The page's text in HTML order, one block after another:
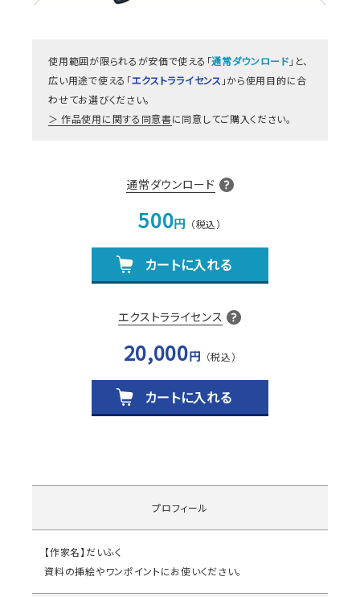
使用範囲が限られるが安価で使える「通常ダウンロード 」と、
広い用途で使える「エクストラライセンス 」から使用目的に合
わせてお選びください。
作品使用に関する同意書に同意してご購入ください。
通常ダウンロード
500円
カートに入れる
エクストラライセンス
20,000円
カートに入れる
プロフィール
【作家名】だいふく
資料の挿絵やワンポイントにお使いください。